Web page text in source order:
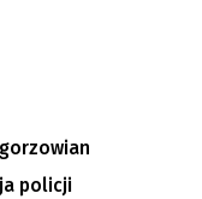
policji